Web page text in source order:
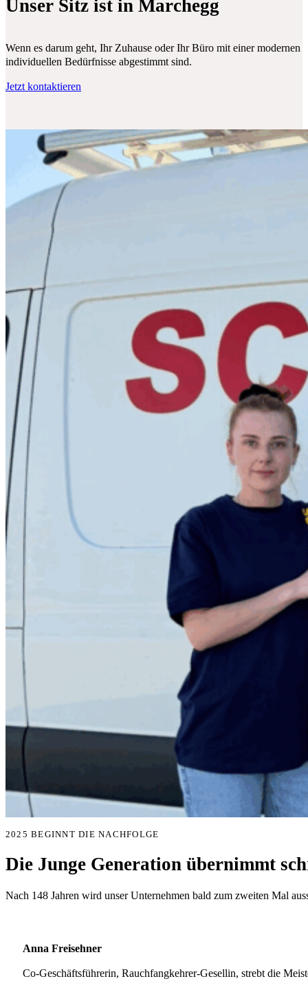
Unser Sitz ist in Marchegg
Wenn es darum geht, Ihr Zuhause oder Ihr Büro mit einer
individuellen Bedürfnisse abgestimmt sind.
Jetzt kontaktieren
2025 BEGINNT DIE NACHFOLGE
Die Junge Generation übernimmt
Nach 148 Jahren wird unser Unternehmen bald zum zweiten Mal
Anna Freisehner
Co-Geschäftsführerin, Rauchfangkehrer-Gesellin, strebt die